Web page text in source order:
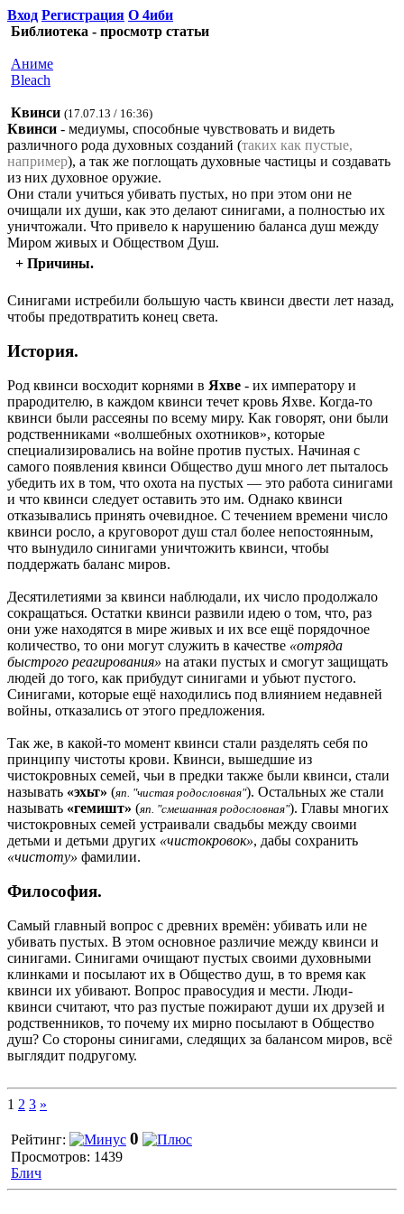
Вход Регистрация О 4иби
Библиотека - просмотр статьи
Аниме
Bleach
Квинси (17.07.13 / 16:36)
Квинси - медиумы, способные чувствовать и видеть
различного рода духовных созданий (таких как пустые,
например), а так же поглощать духовные частицы и создавать
из них духовное оружие.
Они стали учиться убивать пустых, но при этом они не
очищали их души, как это делают синигами, а полностью их
уничтожали. Что привело к нарушению баланса душ между
Миром живых и Обществом Душ.
+ Причины.
Синигами истребили большую часть квинси двести лет назад,
чтобы предотвратить конец света.
История.
Род квинси восходит корнями в Яхве - их императору и
прародителю, в каждом квинси течет кровь Яхве. Когда-то
квинси были рассеяны по всему миру. Как говорят, они были
родственниками «волшебных охотников», которые
специализировались на войне против пустых. Начиная с
самого появления квинси Общество душ много лет пыталось
убедить их в том, что охота на пустых — это работа синигами
и что квинси следует оставить это им. Однако квинси
отказывались принять очевидное. С течением времени число
квинси росло, а круговорот душ стал более непостоянным,
что вынудило синигами уничтожить квинси, чтобы
поддержать баланс миров.
Десятилетиями за квинси наблюдали, их число продолжало
сокращаться. Остатки квинси развили идею о том, что, раз
они уже находятся в мире живых и их все ещё порядочное
количество, то они могут служить в качестве «отряда
быстрого реагирования» на атаки пустых и смогут защищать
людей до того, как прибудут синигами и убьют пустого.
Синигами, которые ещё находились под влиянием недавней
войны, отказались от этого предложения.
Так же, в какой-то момент квинси стали разделять себя по
принципу чистоты крови. Квинси, вышедшие из
чистокровных семей, чьи в предки также были квинси, стали
называть «эхьт» (яп. "чистая родословная"). Остальных же стали
называть «гемишт» (яп. "смешанная родословная"). Главы многих
чистокровных семей устраивали свадьбы между своими
детьми и детьми других «чистокровок», дабы сохранить
«чистоту» фамилии.
Философия.
Самый главный вопрос с древних времён: убивать или не
убивать пустых. В этом основное различие между квинси и
синигами. Синигами очищают пустых своими духовными
клинками и посылают их в Общество душ, в то время как
квинси их убивают. Вопрос правосудия и мести. Люди-
квинси считают, что раз пустые пожирают души их друзей и
родственников, то почему их мирно посылают в Общество
душ? Со стороны синигами, следящих за балансом миров, всё
выглядит подругому.
1 2 3 »
Рейтинг: 0
Просмотров: 1439
Блич